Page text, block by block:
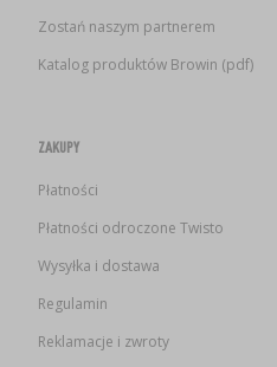
Zostań naszym partnerem
Katalog produktów Browin (pdf)
ZAKUPY
Płatności
Płatności odroczone Twisto
Wysyłka i dostawa
Regulamin
Reklamacje i zwroty